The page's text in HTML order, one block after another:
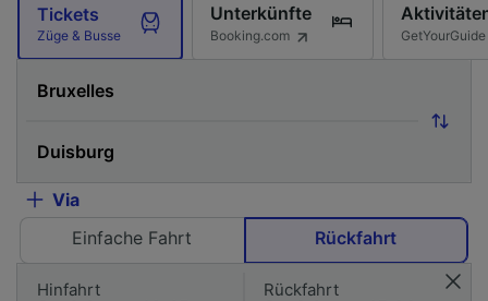
Tickets
Züge & Busse
Unterkünfte
Booking.com GetYourGuide
Via
Einfache Fahrt
Rückfahrt
Hinfahrt Rückfahrt